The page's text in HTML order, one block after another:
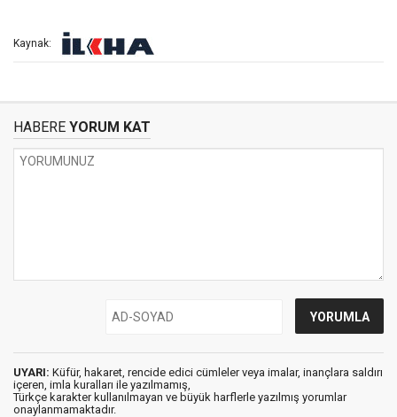
Kaynak:
HABERE YORUM KAT
UYARI: Küfür, hakaret, rencide edici cümleler veya imalar, inançlara saldırı
içeren, imla kuralları ile yazılmamış,
Türkçe karakter kullanılmayan ve büyük harflerle yazılmış yorumlar
onaylanmamaktadır.